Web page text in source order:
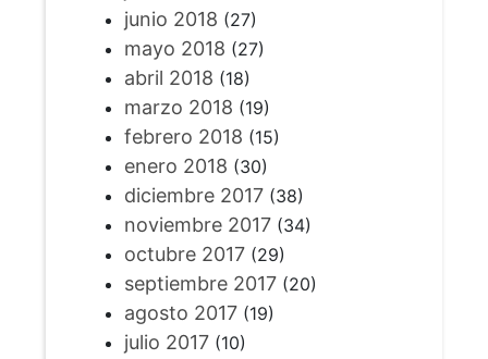
junio 2018 (27)
mayo 2018 (27)
abril 2018 (18)
marzo 2018 (19)
febrero 2018 (15)
enero 2018 (30)
diciembre 2017(38)
noviembre 2017(34)
octubre 2017(29)
septiembre 2017(20)
agosto 2017(19)
julio 2017(10)